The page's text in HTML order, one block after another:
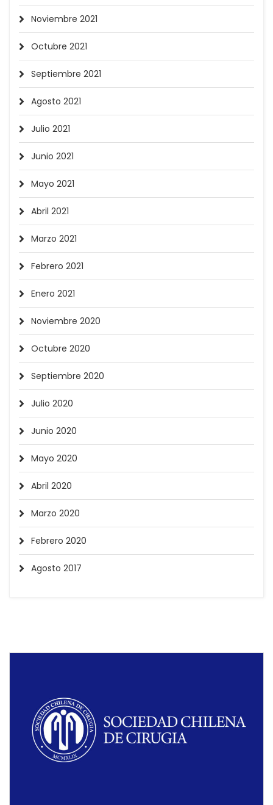
Noviembre 2021
Octubre 2021
Septiembre 2021
Agosto 2021
Julio 2021
Junio 2021
Mayo 2021
Abril 2021
Marzo 2021
Febrero 2021
Enero 2021
Noviembre 2020
Octubre 2020
Septiembre 2020
Julio 2020
Junio 2020
Mayo 2020
Abril 2020
Marzo 2020
Febrero 2020
Agosto 2017